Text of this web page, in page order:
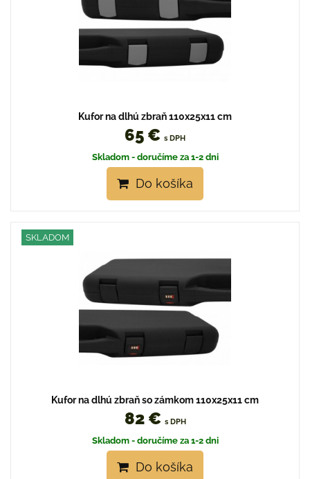
Kufor na dlhú zbraň 110x25x11 cm
65 € s DPH
Skladom - doručíme za 1-2 dni
Do košíka
SKLADOM
Kufor na dlhú zbraň so zámkom 110x25x11 cm
82 € s DPH
Skladom - doručíme za 1-2 dni
Do košíka